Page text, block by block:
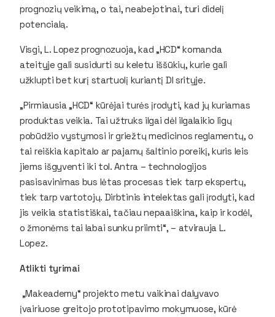
prognozių veikimą, o tai, neabejotinai, turi didelį
potencialą.
Visgi, L. Lopez prognozuoja, kad „HCD“ komanda
ateityje gali susidurti su keletu iššūkių, kurie gali
užklupti bet kurį startuolį kuriantį DI srityje.
„Pirmiausia „HCD“ kūrėjai turės įrodyti, kad jų kuriamas
produktas veikia. Tai užtruks ilgai dėl ilgalaikio ligų
pobūdžio vystymosi ir griežtų medicinos reglamentų, o
tai reiškia kapitalo ar pajamų šaltinio poreikį, kuris leis
jiems išgyventi iki tol. Antra – technologijos
pasisavinimas bus lėtas procesas tiek tarp ekspertų,
tiek tarp vartotojų. Dirbtinis intelektas gali įrodyti, kad
jis veikia statistiškai, tačiau nepaaiškina, kaip ir kodėl,
o žmonėms tai labai sunku priimti“, – atvirauja L.
Lopez.
Atlikti tyrimai
„Makeademy“ projekto metu vaikinai dalyvavo
įvairiuose greitojo prototipavimo mokymuose, kūrė